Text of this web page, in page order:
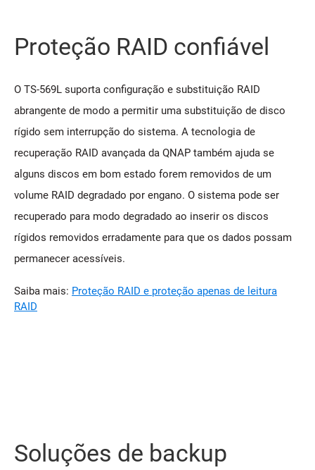
Proteção RAID confiável
O TS-569L suporta configuração e substituição RAID
abrangente de modo a permitir uma substituição de disco
rígido sem interrupção do sistema. A tecnologia de
recuperação RAID avançada da QNAP também ajuda se
alguns discos em bom estado forem removidos de um
volume RAID degradado por engano. O sistema pode ser
recuperado para modo degradado ao inserir os discos
rígidos removidos erradamente para que os dados possam
permanecer acessíveis.
Saiba mais: Proteção RAID e proteção apenas de leitura
RAID
Soluções de backup